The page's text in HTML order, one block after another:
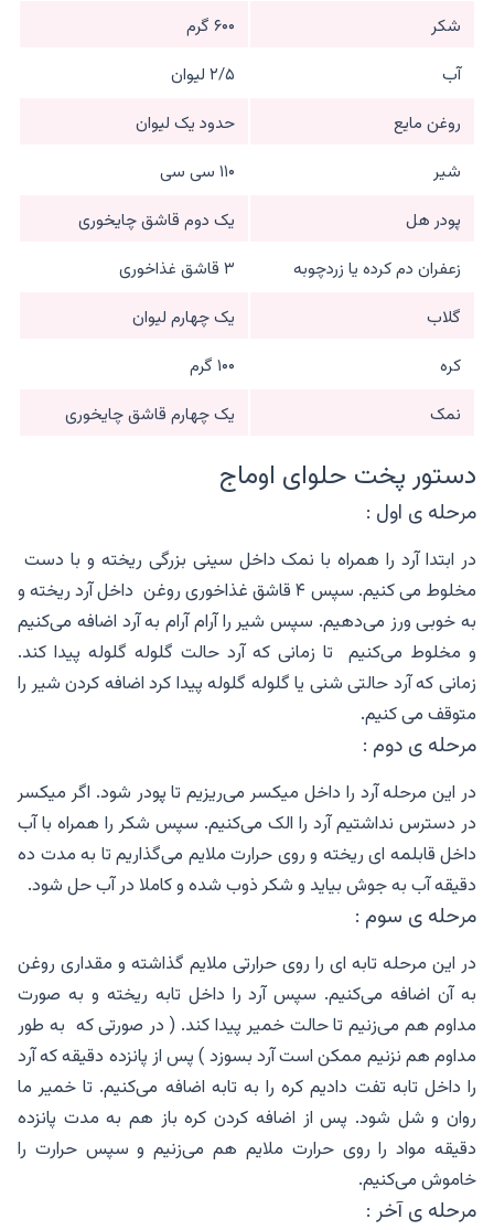
شکر
۶۰۰ گرم
آب
۲/۵ لیوان
روغن مایع
حدود یک لیوان
شیر
۱۱۰ سی سی
پودر هل
یک دوم قاشق چایخوری
زعفران دم کرده یا زردچوبه
۳ قاشق غذاخوری
گلاب
یک چهارم لیوان
کره
۱۰۰ گرم
نمک
یک چهارم قاشق چایخوری
دستور پخت حلوای اوماج
مرحله ی اول :
در ابتدا آرد را همراه با نمک داخل سینی بزرگی ریخته و با دست
مخلوط می کنیم. سپس ۴ قاشق غذاخوری روغن داخل آرد ریخته و
به خوبی ورز می‌دهیم. سپس شیر را آرام آرام به آرد اضافه می‌کنیم
و مخلوط می‌کنیم تا زمانی که آرد حالت گلوله گلوله پیدا کند.
زمانی که آرد حالتی شنی یا گلوله گلوله پیدا کرد اضافه کردن شیر را
متوقف می کنیم.
مرحله ی دوم :
در این مرحله آرد را داخل میکسر می‌ریزیم تا پودر شود. اگر میکسر
در دسترس نداشتیم آرد را الک می‌کنیم. سپس شکر را همراه با آب
داخل قابلمه ای ریخته و روی حرارت ملایم می‌گذاریم تا به مدت ده
دقیقه آب به جوش بیاید و شکر ذوب شده و کاملا در آب حل شود.
مرحله ی سوم :
در این مرحله تابه ای را روی حرارتی ملایم گذاشته و مقداری روغن
به آن اضافه می‌کنیم. سپس آرد را داخل تابه ریخته و به صورت
مداوم هم می‌زنیم تا حالت خمیر پیدا کند. ( در صورتی که به طور
مداوم هم نزنیم ممکن است آرد بسوزد ) پس از پانزده دقیقه که آرد
را داخل تابه تفت دادیم کره را به تابه اضافه می‌کنیم. تا خمیر ما
روان و شل شود. پس از اضافه کردن کره باز هم به مدت پانزده
دقیقه مواد را روی حرارت ملایم هم می‌زنیم و سپس حرارت را
خاموش می‌کنیم.
مرحله ی آخر :